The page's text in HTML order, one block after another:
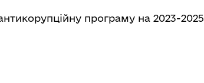
програму на 2023-2025